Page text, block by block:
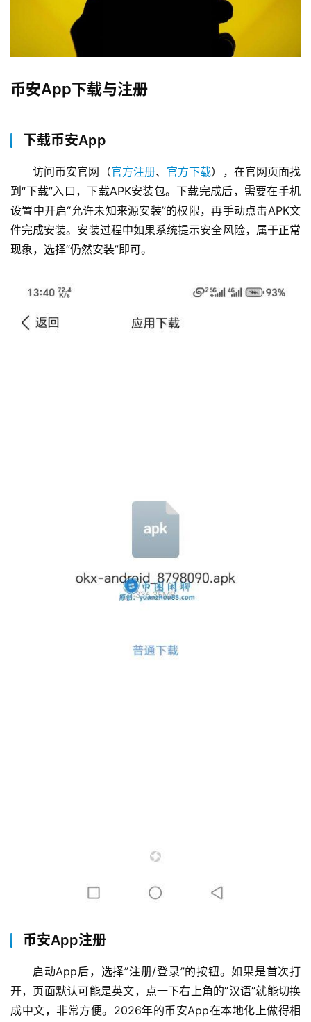
币安App下载与注册
下载币安App
访问币安官网（官方注册、 官方下载），在官网页面找
到“下载”入口，下载APK安装包。下载完成后，需要在手机
设置中开启“允许未知来源安装”的权限，再手动点击APK文
件完成安装。安装过程中如果系统提示安全风险，属于正常
现象，选择“仍然安装”即可。
币安App注册
启动App后，选择”注册/登录”的按钮。如果是首次打
开，页面默认可能是英文，点一下右上角的”汉语”就能切换
成中文，非常方便。2026年的币安App在本地化上做得相